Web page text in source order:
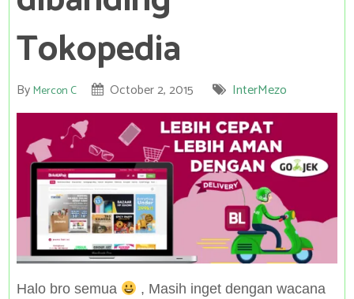
Tokopedia
ByMercon C October 2, 2015 InterMezo
Halo bro semua
, Masih inget dengan wacana